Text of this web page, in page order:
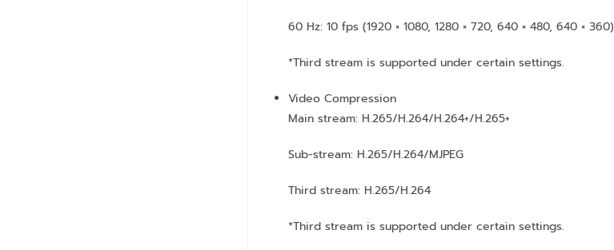
60 Hz: 10 fps (1920 × 1080, 1280 × 720, 640 × 480, 640 × 360)
*Third stream is supported under certain settings.
Video Compression
Main stream: H.265/H.264/H.264+/H.265+
Sub-stream: H.265/H.264/MJPEG
Third stream: H.265/H.264
*Third stream is supported under certain settings.